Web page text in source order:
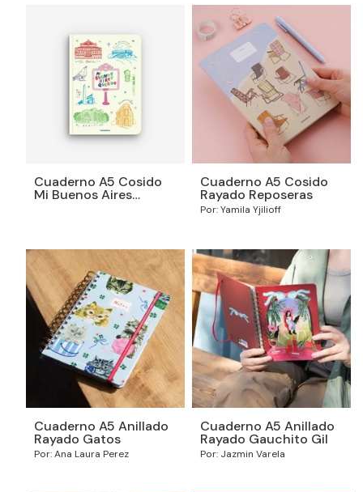
Cuaderno A5 Cosido
Mi Buenos Aires
Cuaderno A5 Cosido
Rayado Reposeras
Por: Yamila Yjilioff
Cuaderno A5 Anillado
Rayado Gatos
Por: Ana Laura Perez
Cuaderno A5 Anillado
Rayado Gauchito Gil
Por: Jazmin Varela